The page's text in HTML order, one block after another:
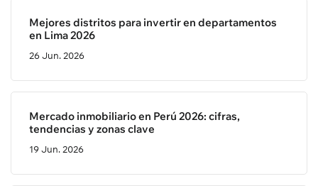
Mejores distritos para invertir en departamentos
en Lima 2026
26 Jun. 2026
Mercado inmobiliario en Perú 2026: cifras,
tendencias y zonas clave
19 Jun. 2026